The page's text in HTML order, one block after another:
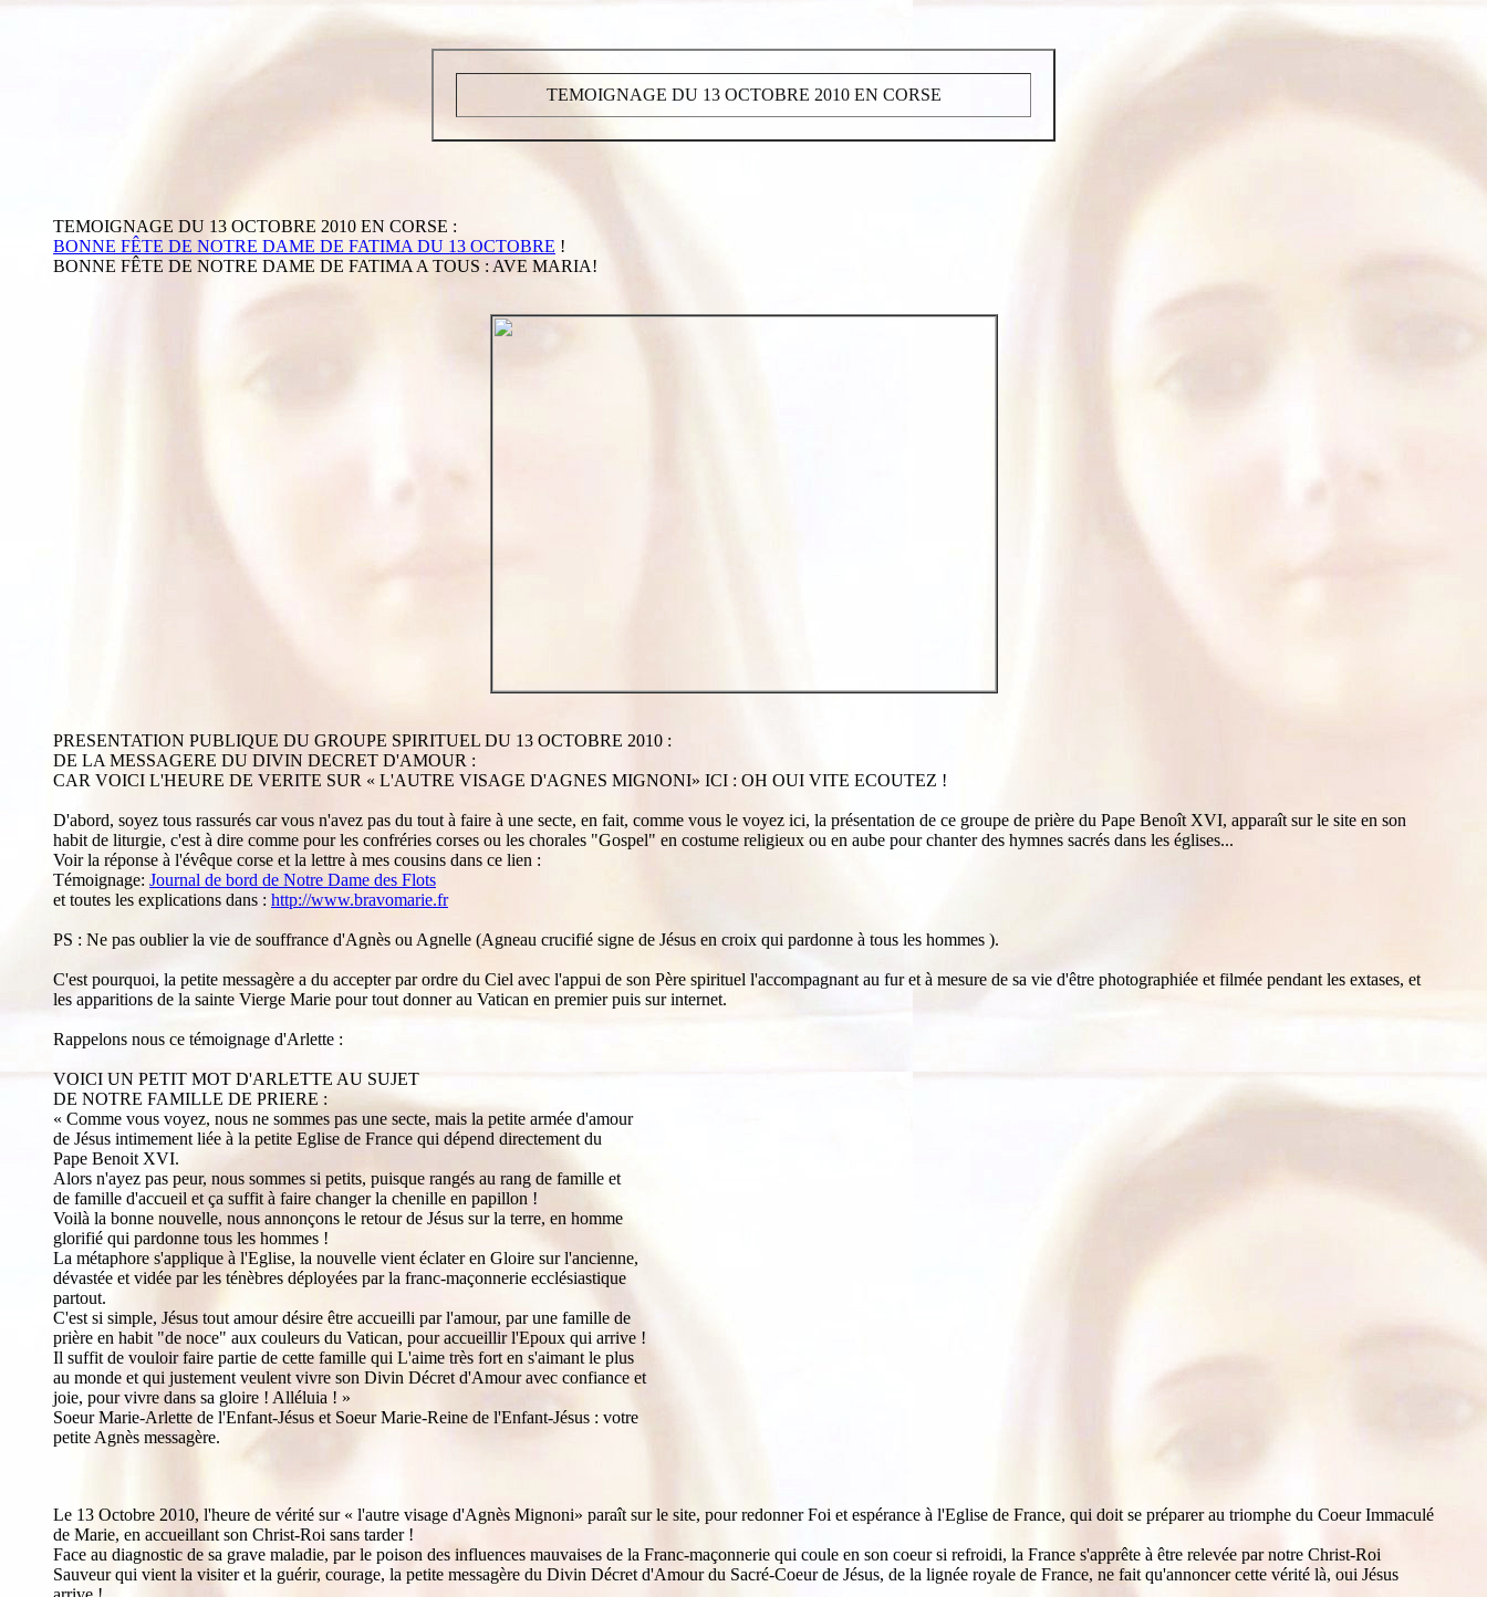
TEMOIGNAGE DU 13 OCTOBRE 2010 EN CORSE
TEMOIGNAGE DU 13 OCTOBRE 2010 EN CORSE :
BONNE FÊTE DE NOTRE DAME DE FATIMA DU 13 OCTOBRE !
BONNE FÊTE DE NOTRE DAME DE FATIMA A TOUS : AVE MARIA!
PRESENTATION PUBLIQUE DU GROUPE SPIRITUEL DU 13 OCTOBRE 2010 :
DE LA MESSAGERE DU DIVIN DECRET D'AMOUR :
CAR VOICI L'HEURE DE VERITE SUR « L'AUTRE VISAGE D'AGNES MIGNONI» ICI : OH OUI VITE ECOUTEZ !
D'abord, soyez tous rassurés car vous n'avez pas du tout à faire à une secte, en fait, comme vous le voyez ici, la présentation de ce groupe de prière du Pape Benoît XVI, apparaît sur le site en son
habit de liturgie, c'est à dire comme pour les confréries corses ou les chorales "Gospel" en costume religieux ou en aube pour chanter des hymnes sacrés dans les églises...
Voir la réponse à l'évêque corse et la lettre à mes cousins dans ce lien :
Témoignage: Journal de bord de Notre Dame des Flots
et toutes les explications dans : http://www.bravomarie.fr
PS : Ne pas oublier la vie de souffrance d'Agnès ou Agnelle (Agneau crucifié signe de Jésus en croix qui pardonne à tous les hommes ).
C'est pourquoi, la petite messagère a du accepter par ordre du Ciel avec l'appui de son Père spirituel l'accompagnant au fur et à mesure de sa vie d'être photographiée et filmée pendant les extases, et
les apparitions de la sainte Vierge Marie pour tout donner au Vatican en premier puis sur internet.
Rappelons nous ce témoignage d'Arlette :
VOICI UN PETIT MOT D'ARLETTE AU SUJET
DE NOTRE FAMILLE DE PRIERE :
« Comme vous voyez, nous ne sommes pas une secte, mais la petite armée d'amour
de Jésus intimement liée à la petite Eglise de France qui dépend directement du
Pape Benoit XVI.
Alors n'ayez pas peur, nous sommes si petits, puisque rangés au rang de famille et
de famille d'accueil et ça suffit à faire changer la chenille en papillon !
Voilà la bonne nouvelle, nous annonçons le retour de Jésus sur la terre, en homme
glorifié qui pardonne tous les hommes !
La métaphore s'applique à l'Eglise, la nouvelle vient éclater en Gloire sur l'ancienne,
dévastée et vidée par les ténèbres déployées par la franc-maçonnerie ecclésiastique
partout.
C'est si simple, Jésus tout amour désire être accueilli par l'amour, par une famille de
prière en habit "de noce" aux couleurs du Vatican, pour accueillir l'Epoux qui arrive !
Il suffit de vouloir faire partie de cette famille qui L'aime très fort en s'aimant le plus
au monde et qui justement veulent vivre son Divin Décret d'Amour avec confiance et
joie, pour vivre dans sa gloire ! Alléluia ! »
Soeur Marie-Arlette de l'Enfant-Jésus et Soeur Marie-Reine de l'Enfant-Jésus : votre
petite Agnès messagère.
Le 13 Octobre 2010, l'heure de vérité sur « l'autre visage d'Agnès Mignoni» paraît sur le site, pour redonner Foi et espérance à l'Eglise de France, qui doit se préparer au triomphe du Coeur Immaculé
de Marie, en accueillant son Christ-Roi sans tarder !
Face au diagnostic de sa grave maladie, par le poison des influences mauvaises de la Franc-maçonnerie qui coule en son coeur si refroidi, la France s'apprête à être relevée par notre Christ-Roi
Sauveur qui vient la visiter et la guérir, courage, la petite messagère du Divin Décret d'Amour du Sacré-Coeur de Jésus, de la lignée royale de France, ne fait qu'annoncer cette vérité là, oui Jésus